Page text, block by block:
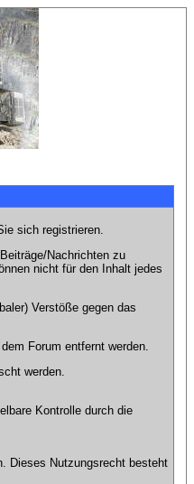
sich registrieren.
Nachrichten zu
nicht für den Inhalt jedes
Verstöße gegen das
Forum entfernt werden.
werden.
Kontrolle durch die
Dieses Nutzungsrecht besteht